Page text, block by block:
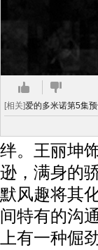
[相关]爱的多米诺第5集
绊。王丽坤
逊，满身的
默风趣将其
间特有的沟
上有一种倔